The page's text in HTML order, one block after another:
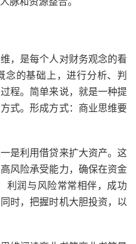
，是每个人对财务观念的看
念的基础上，进行分析、判
程。简单来说，就是一种提
式。形成方式：商业思维要
是利用借贷来扩大资产。这
风险承受能力，确保在资金
利润与风险常常相伴，成功
时，把握时机大胆投资，以